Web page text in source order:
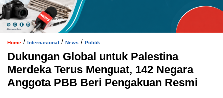
Home / Internasional / News / Politik
Dukungan Global untuk Palestina
Merdeka Terus Menguat, 142 Negara
Anggota PBB Beri Pengakuan Resmi